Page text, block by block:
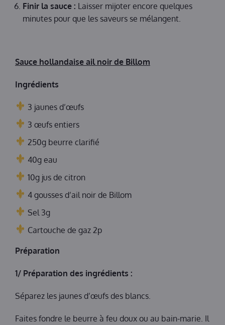
Finir la sauce : Laisser mijoter encore quelques
minutes pour que les saveurs se mélangent.
Sauce hollandaise ail noir de Billom
Ingrédients
3 jaunes d’œufs
3 œufs entiers
250g beurre clarifié
40g eau
10g jus de citron
4 gousses d’ail noir de Billom
Sel 3g
Cartouche de gaz 2p
Préparation
1/ Préparation des ingrédients :
Séparez les jaunes d’œufs des blancs.
Faites fondre le beurre à feu doux ou au bain-marie. Il